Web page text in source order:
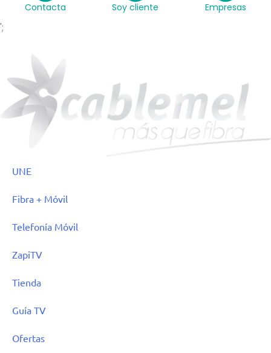
Contacta Soy cliente Empresas
';
UNE
Fibra + Móvil
Telefonía Móvil
ZapiTV
Tienda
Guía TV
Ofertas